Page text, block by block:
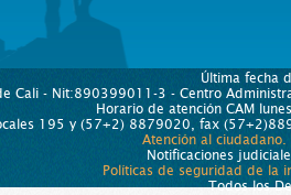
Última fecha
Cali - Nit:890399011-3 - Centro
Horario de atención CAM
195 y (57+2) 8879020, fax
Atención al ciudadano.
Notificaciones
Políticas de seguridad de la
Todos los